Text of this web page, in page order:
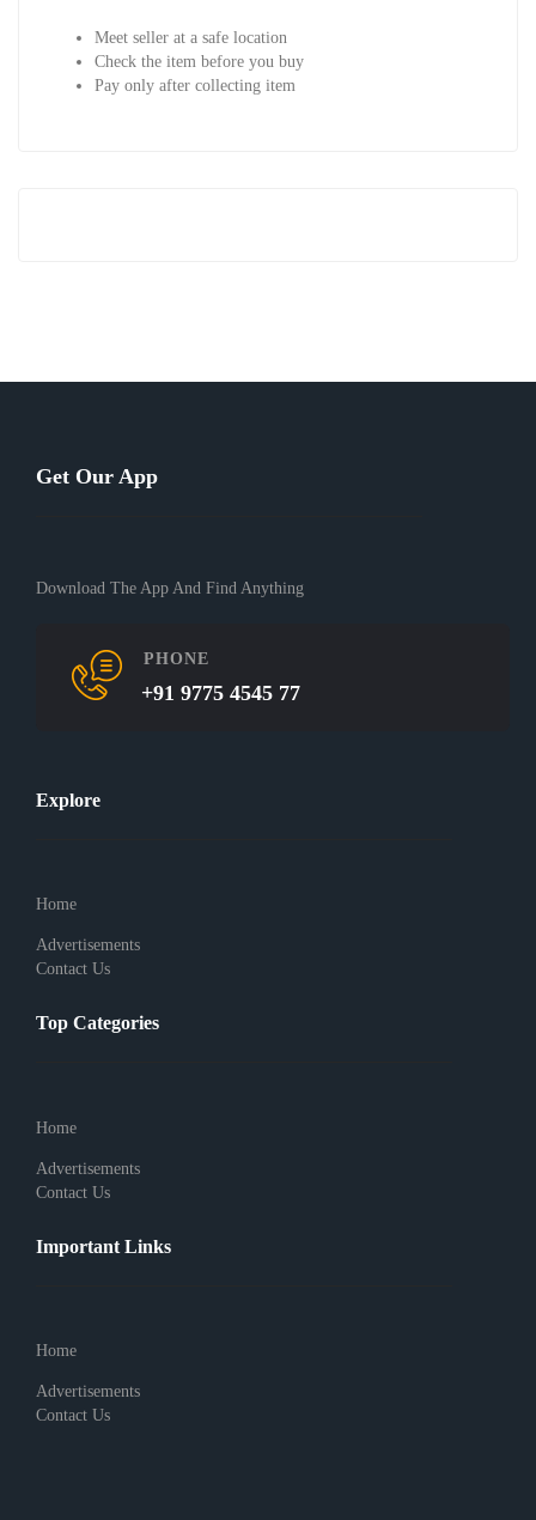
Meet seller at a safe location
Check the item before you buy
Pay only after collecting item
Get Our App
Download The App And Find Anything
PHONE
+91 9775 4545 77
Explore
Home
Advertisements
Contact Us
Top Categories
Home
Advertisements
Contact Us
Important Links
Home
Advertisements
Contact Us